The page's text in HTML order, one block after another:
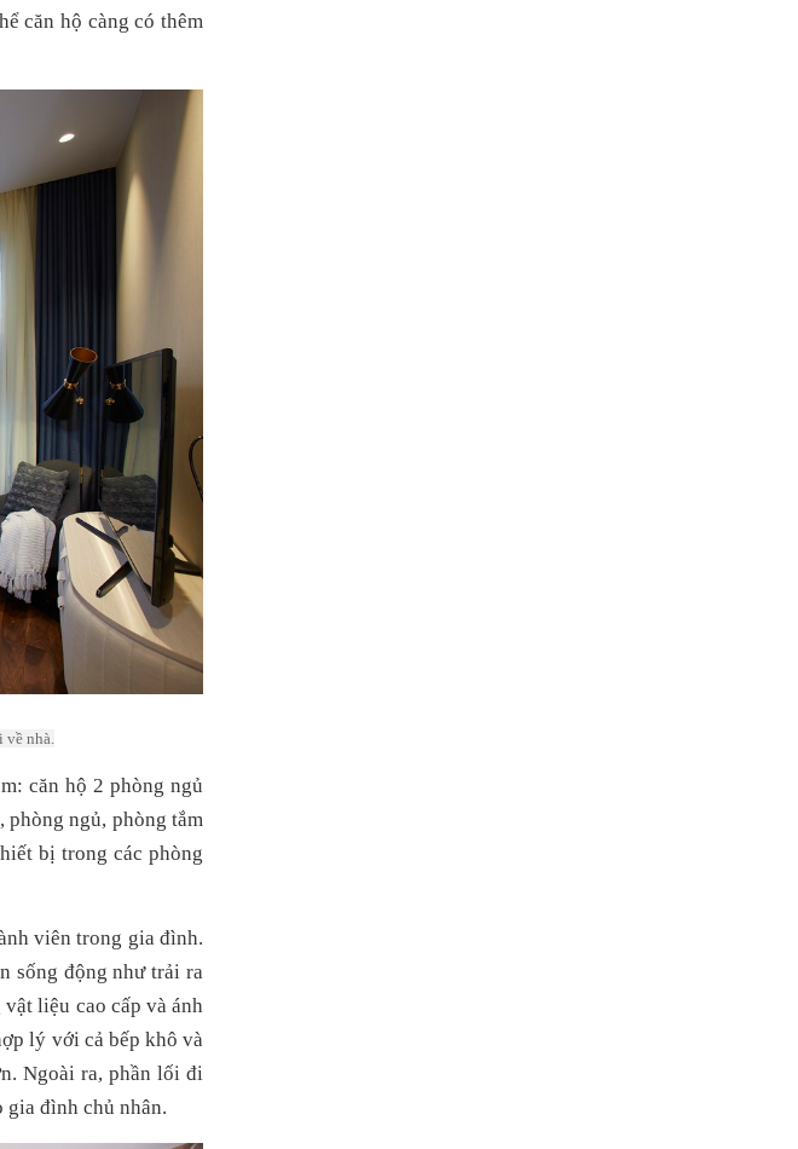
căn hộ càng có thêm
về nhà.
căn hộ 2 phòng ngủ
ngủ, phòng tắm
bị trong các phòng
viên trong gia đình.
sống động như trải ra
liệu cao cấp và ánh
lý với cả bếp khô và
Ngoài ra, phần lối đi
đình chủ nhân.